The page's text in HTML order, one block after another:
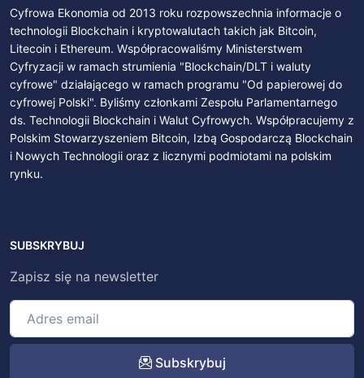
Cyfrowa Ekonomia od 2013 roku rozpowszechnia informacje o
technologii Blockchain i kryptowalutach takich jak Bitcoin,
Litecoin i Ethereum. Współpracowaliśmy Ministerstwem
Cyfryzacji w ramach strumienia "Blockchain/DLT i waluty
cyfrowe" działającego w ramach programu "Od papierowej do
cyfrowej Polski". Byliśmy członkami Zespołu Parlamentarnego
ds. Technologii Blockchain i Walut Cyfrowych. Współpracujemy z
Polskim Stowarzyszeniem Bitcoin, Izbą Gospodarczą Blockchain
i Nowych Technologii oraz z licznymi podmiotami na polskim
rynku.
SUBSKRYBUJ
Zapisz się na newsletter
Subskrybuj